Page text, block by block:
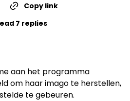
Copy link
7 replies
aan het programma
om haar imago te herstellen,
te gebeuren.